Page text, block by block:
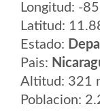
Longitud: -
Latitud:
Estado:
Pais:
Altitud: 321
Poblacion: